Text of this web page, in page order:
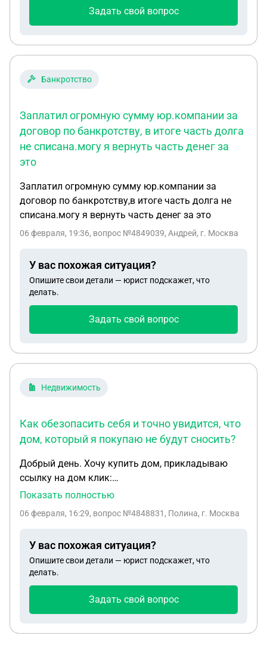
как раз заканчивается паспорт РФ. Он на этом
паспорт. Правильно ли это? Первая цифра 7 в
Задать свой вопрос
Банкротство
Заплатил огромную сумму юр.компании за
договор по банкротству, в итоге часть долга
не списана.могу я вернуть часть денег за
это
Заплатил огромную сумму юр.компании за
договор по банкротству,в итоге часть долга не
списана.могу я вернуть часть денег за это
06 февраля, 19:36, вопрос №4849039, Андрей, г. Москва
У вас похожая ситуация?
Опишите свои детали — юрист подскажет, что
делать.
Задать свой вопрос
Недвижимость
Как обезопасить себя и точно увидится, что
дом, который я покупаю не будут сносить?
Добрый день. Хочу купить дом, прикладываю
ссылку на дом клик:
https://domclick.ru/card/sale__flat__2073566476 .
ранее там было 3 квартиры. И также вопрос в
строится многоэтажка. Вопросы: 1. Какие риски
могут быть при покупки дома со статусом
квартиры и что проверить необходимо, чтобы
покупки дома его снесут, так как будут
которая там будет рядом строится. Как
Показать полностью
06 февраля, 16:29, вопрос №4848831, Полина, г. Москва
У вас похожая ситуация?
Опишите свои детали — юрист подскажет, что
делать.
Задать свой вопрос